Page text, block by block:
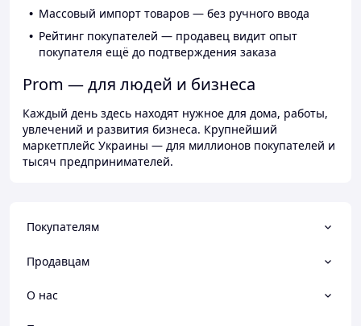
Массовый импорт товаров — без ручного ввода
Рейтинг покупателей — продавец видит опыт
покупателя ещё до подтверждения заказа
Prom — для людей и бизнеса
Каждый день здесь находят нужное для дома, работы,
увлечений и развития бизнеса. Крупнейший
маркетплейс Украины — для миллионов покупателей и
тысяч предпринимателей.
Покупателям
Продавцам
О нас